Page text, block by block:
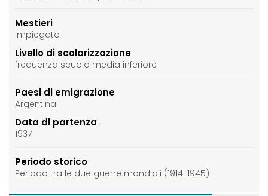
Mestieri
impiegato
Livello di scolarizzazione
frequenza scuola media inferiore
Paesi di emigrazione
Argentina
Data di partenza
1937
Periodo storico
Periodo tra le due guerre mondiali (1914-1945)